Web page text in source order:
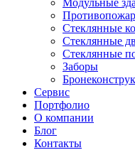
Модульные
Стеклянные
Стеклянные
Стеклянные
Заборы
Сервис
Портфолио
О компании
Блог
Контакты